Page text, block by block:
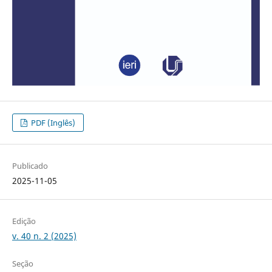
PDF (Inglês)
Publicado
2025-11-05
Edição
v. 40 n. 2 (2025)
Seção